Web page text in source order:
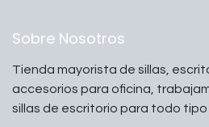
Sobre Nosotros
Tienda mayorista de sillas,
accesorios para oficina,
sillas de escritorio para todo